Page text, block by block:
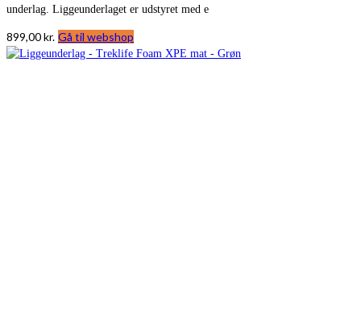
underlag. Liggeunderlaget er udstyret med e
899,00kr. Gå til webshop